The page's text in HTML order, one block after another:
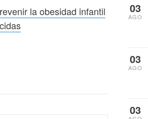
la obesidad infantil
03
AGO
03
AGO
03